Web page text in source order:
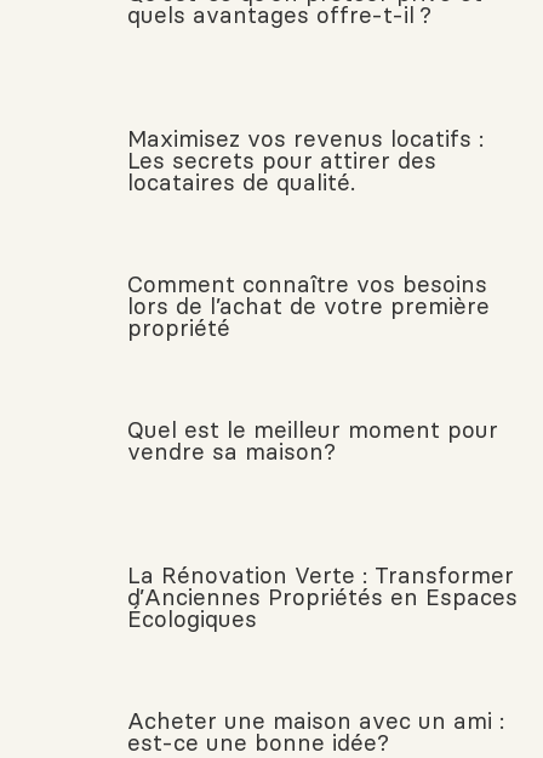
quels avantages offre-t-il ?
Maximisez vos revenus locatifs :
Les secrets pour attirer des
locataires de qualité.
Comment connaître vos besoins
lors de l’achat de votre première
propriété
Quel est le meilleur moment pour
vendre sa maison?
La Rénovation Verte : Transformer
d’Anciennes Propriétés en Espaces
Écologiques
Acheter une maison avec un ami :
est-ce une bonne idée?